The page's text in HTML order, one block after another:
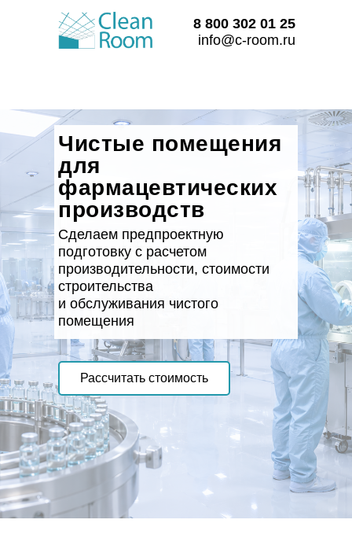
8 800 302 01 25
info@c-room.ru
Чистые помещения
для
фармацевтических
производств
Сделаем предпроектную
подготовку с расчетом
производительности, стоимости
строительства
и обслуживания чистого
помещения
Рассчитать стоимость